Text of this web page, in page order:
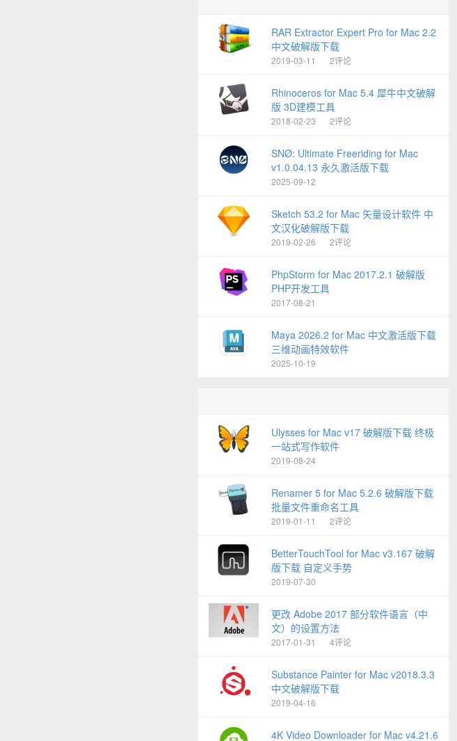
RAR Extractor Expert Pro for Mac 2.2
中文破解版下载
2019-03-11 2评论
Rhinoceros for Mac 5.4 犀牛中文破解
版 3D建模工具
2018-02-23 2评论
SNØ: Ultimate Freeriding for Mac
v1.0.04.13 永久激活版下载
2025-09-12
Sketch 53.2 for Mac 矢量设计软件 中
文汉化破解版下载
2019-02-26 2评论
PhpStorm for Mac 2017.2.1 破解版
PHP开发工具
2017-08-21
Maya 2026.2 for Mac 中文激活版下载
三维动画特效软件
2025-10-19
Ulysses for Mac v17 破解版下载 终极
一站式写作软件
2019-08-24
Renamer 5 for Mac 5.2.6 破解版下载
批量文件重命名工具
2019-01-11 2评论
BetterTouchTool for Mac v3.167 破解
版下载 自定义手势
2019-07-30
更改 Adobe 2017 部分软件语言（中
文）的设置方法
2017-01-31 4评论
Substance Painter for Mac v2018.3.3
中文破解版下载
2019-04-16
4K Video Downloader for Mac v4.21.6